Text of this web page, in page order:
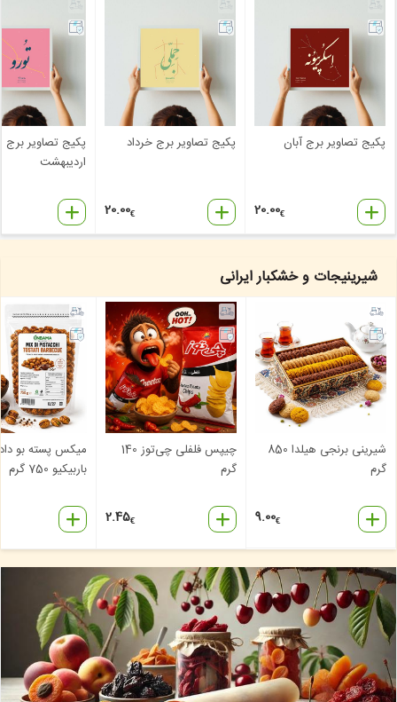
پکیج تصاویر برج آبان
20.00€
پکیج تصاویر برج خرداد
20.00€
پکیج تصاویر برج
اردیبهشت
شیرینیجات و خشکبار ایرانی
شیرینی برنجی هیلدا 850
گرم
9.00€
چیپس فلفلی چی‌توز 140
گرم
2.45€
میکس پسته بو
باربیکیو 750 گرم